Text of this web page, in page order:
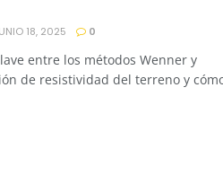
18, 2025 0
entre los métodos Wenner y
de resistividad del terreno y